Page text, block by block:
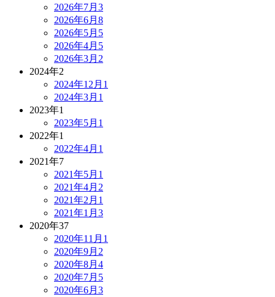
2026年7月 3
2026年6月 8
2026年5月 5
2026年4月 5
2026年3月 2
2024年2
2024年12月 1
2024年3月 1
2023年1
2023年5月 1
2022年1
2022年4月 1
2021年7
2021年5月 1
2021年4月 2
2021年2月 1
2021年1月 3
2020年37
2020年11月 1
2020年9月 2
2020年8月 4
2020年7月 5
2020年6月 3